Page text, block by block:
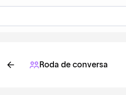
Roda de conversa